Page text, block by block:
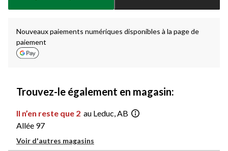
à
Nouveaux paiements numériques disponibles à la page de
paiement
Trouvez-le également en magasin:
Il n’en reste que 2 au Leduc, AB
Allée 97
Voir d'autres magasins